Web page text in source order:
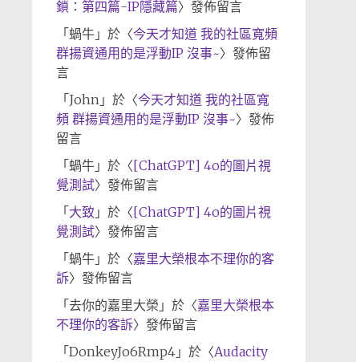
鎖：第四篇-IP隱藏篇〉發佈留言
「 蝸牛」於〈今天才知道 我的社區寬頻
群揚資通用的是浮動IP 沒事~〉發佈留
言
「 John」於〈今天才知道 我的社區寬
頻 群揚資通用的是浮動IP 沒事~〉發佈
留言
「 蝸牛」於〈[ChatGPT] 4o的圖片視
覺測試〉發佈留言
「 大致 」於〈[ChatGPT] 4o的圖片視
覺測試〉發佈留言
「 蝸牛」於〈嘉里大榮根本不理你的客
訴〉發佈留言
「 去你的嘉里大榮 」於〈嘉里大榮根本
不理你的客訴〉發佈留言
「 DonkeyJo6Rmp4」於〈Audacity